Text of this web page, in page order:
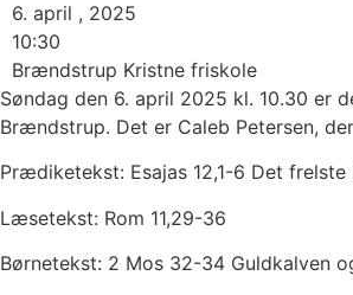
6. april , 2025
10:30
Brændstrup Kristne friskole
Søndag den 6. april 2025 kl. 10.30 er
Brændstrup. Det er Caleb Petersen,
Prædiketekst: Esajas 12,1-6 Det frelste
Læsetekst: Rom 11,29-36
Børnetekst: 2 Mos 32-34 Guldkalven